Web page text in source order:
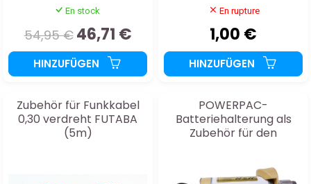
En stock
54,95 € 46,71 €
HINZUFÜGEN
En rupture
1,00 €
HINZUFÜGEN
Zubehör für Funkkabel
0,30 verdreht FUTABA
(5m)
POWERPAC-
Batteriehalterung als
Zubehör für den